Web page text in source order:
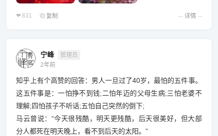
831 复制 详情
宁峰
管理员
2年前
知乎上有个高赞的回答：男人一旦过了40岁，最怕的五件事。
这五件事是：一怕挣不到钱;‍二怕年迈的父母生病;‍三怕老婆不
理解;‍四怕孩子不听话;‍五怕自己突然的倒下;
马云曾说：“今天很残酷，明天更残酷，后天很美好，但大部
分人都死在明天晚上，看不到后天的太阳。”